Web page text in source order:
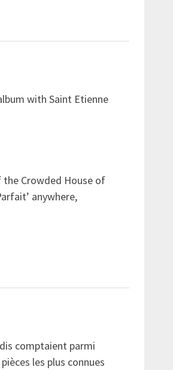
with Saint Etienne
the Crowded House of
anywhere,
comptaient parmi
les plus connues